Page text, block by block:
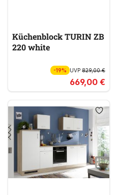
Küchenblock TURIN ZB
220 white
-19% UVP 829,00 €
669,00 €